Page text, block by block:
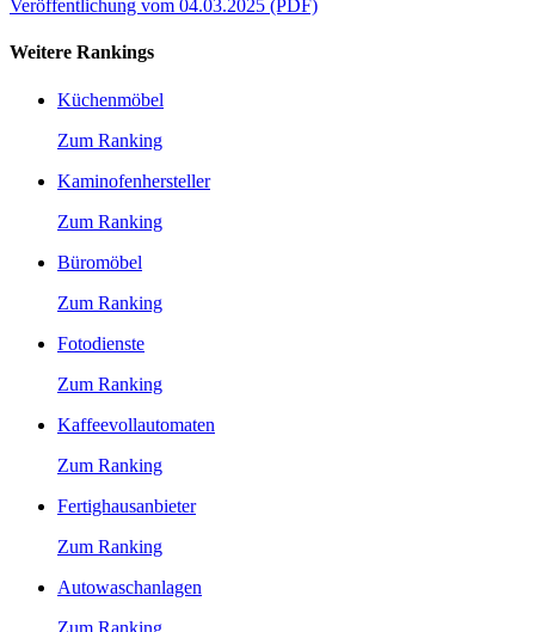
Veröffentlichung vom 04.03.2025 (PDF)
Weitere Rankings
Küchenmöbel
Zum Ranking
Kaminofenhersteller
Zum Ranking
Büromöbel
Zum Ranking
Fotodienste
Zum Ranking
Kaffeevollautomaten
Zum Ranking
Fertighausanbieter
Zum Ranking
Autowaschanlagen
Zum Ranking